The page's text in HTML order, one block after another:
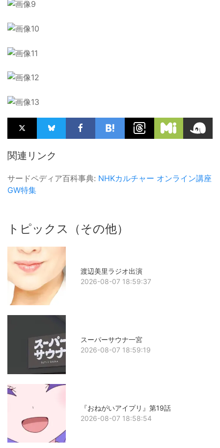
関連リンク
サードペディア百科事典: NHKカルチャー オンライン講座
GW特集
トピックス（その他）
渡辺美里ラジオ出演
2026-08-07 18:59:37
スーパーサウナ一宮
2026-08-07 18:59:19
『おねがいアイプリ』第19話
2026-08-07 18:58:54